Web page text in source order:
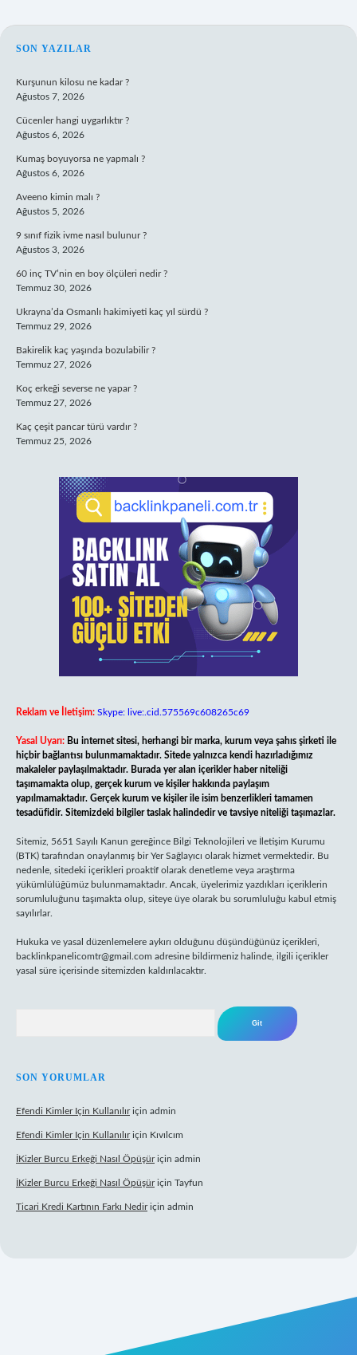
SIDEBAR
SON YAZILAR
Kurşunun kilosu ne kadar ?
Ağustos 7, 2026
Cücenler hangi uygarlıktır ?
Ağustos 6, 2026
Kumaş boyuyorsa ne yapmalı ?
Ağustos 6, 2026
Aveeno kimin malı ?
Ağustos 5, 2026
9 sınıf fizik ivme nasıl bulunur ?
Ağustos 3, 2026
60 inç TV’nin en boy ölçüleri nedir ?
Temmuz 30, 2026
Ukrayna’da Osmanlı hakimiyeti kaç yıl sürdü ?
Temmuz 29, 2026
Bakirelik kaç yaşında bozulabilir ?
Temmuz 27, 2026
Koç erkeği severse ne yapar ?
Temmuz 27, 2026
Kaç çeşit pancar türü vardır ?
Temmuz 25, 2026
Reklam ve İletişim: Skype: live:.cid.575569c608265c69
Yasal Uyarı: Bu internet sitesi, herhangi bir marka, kurum veya şahıs şirketi ile
hiçbir bağlantısı bulunmamaktadır. Sitede yalnızca kendi hazırladığımız
makaleler paylaşılmaktadır. Burada yer alan içerikler haber niteliği
taşımamakta olup, gerçek kurum ve kişiler hakkında paylaşım
yapılmamaktadır. Gerçek kurum ve kişiler ile isim benzerlikleri tamamen
tesadüfidir. Sitemizdeki bilgiler taslak halindedir ve tavsiye niteliği taşımazlar.
Sitemiz, 5651 Sayılı Kanun gereğince Bilgi Teknolojileri ve İletişim Kurumu
(BTK) tarafından onaylanmış bir Yer Sağlayıcı olarak hizmet vermektedir. Bu
nedenle, sitedeki içerikleri proaktif olarak denetleme veya araştırma
yükümlülüğümüz bulunmamaktadır. Ancak, üyelerimiz yazdıkları içeriklerin
sorumluluğunu taşımakta olup, siteye üye olarak bu sorumluluğu kabul etmiş
sayılırlar.
Hukuka ve yasal düzenlemelere aykırı olduğunu düşündüğünüz içerikleri,
backlinkpanelicomtr@gmail.com adresine bildirmeniz halinde, ilgili içerikler
yasal süre içerisinde sitemizden kaldırılacaktır.
SON YORUMLAR
Efendi Kimler Için Kullanılıriçin admin
Efendi Kimler Için Kullanılıriçin Kıvılcım
İKizler Burcu Erkeği Nasıl Öpüşüriçin admin
İKizler Burcu Erkeği Nasıl Öpüşüriçin Tayfun
Ticari Kredi Kartının Farkı Nediriçin admin